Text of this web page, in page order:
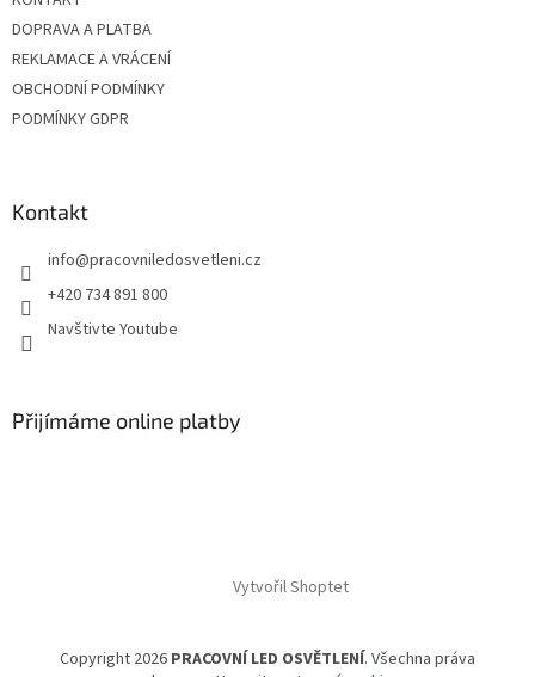
DOPRAVA A PLATBA
REKLAMACE A VRÁCENÍ
OBCHODNÍ PODMÍNKY
PODMÍNKY GDPR
Kontakt
info@pracovniledosvetleni.cz
+420 734 891 800
Navštivte Youtube
Přijímáme online platby
Vytvořil Shoptet
Copyright 2026 PRACOVNÍ LED OSVĚTLENÍ. Všechna práva